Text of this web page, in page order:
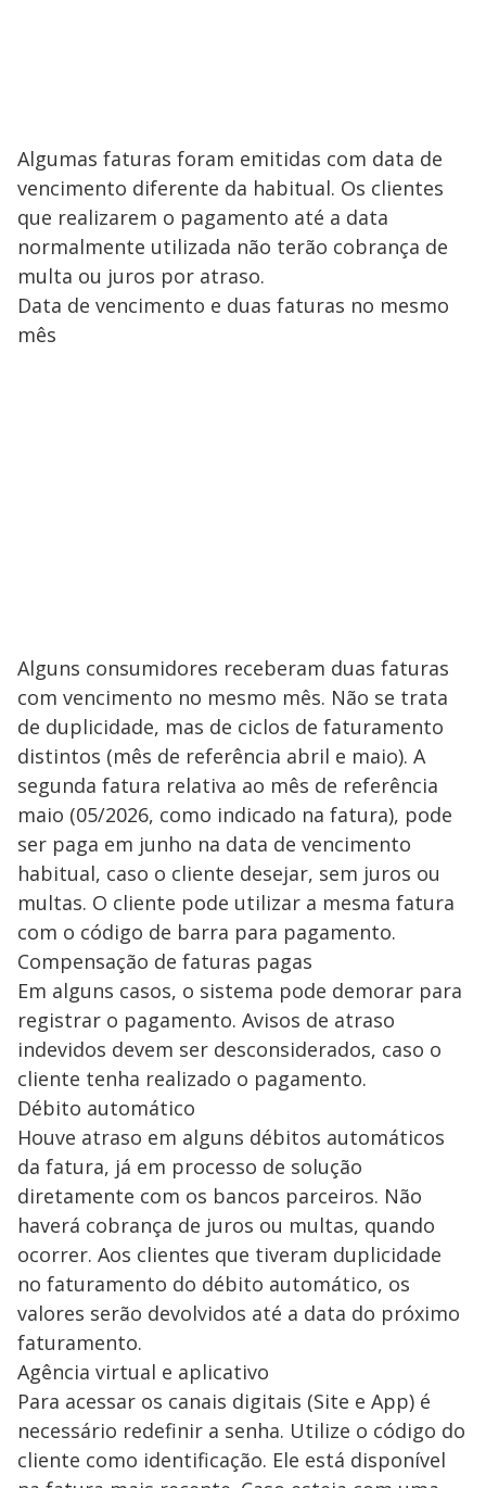
Algumas faturas foram emitidas com data de
vencimento diferente da habitual. Os clientes
que realizarem o pagamento até a data
normalmente utilizada não terão cobrança de
multa ou juros por atraso.
Data de vencimento e duas faturas no mesmo
mês
Alguns consumidores receberam duas faturas
com vencimento no mesmo mês. Não se trata
de duplicidade, mas de ciclos de faturamento
distintos (mês de referência abril e maio). A
segunda fatura relativa ao mês de referência
maio (05/2026, como indicado na fatura), pode
ser paga em junho na data de vencimento
habitual, caso o cliente desejar, sem juros ou
multas. O cliente pode utilizar a mesma fatura
com o código de barra para pagamento.
Compensação de faturas pagas
Em alguns casos, o sistema pode demorar para
registrar o pagamento. Avisos de atraso
indevidos devem ser desconsiderados, caso o
cliente tenha realizado o pagamento.
Débito automático
Houve atraso em alguns débitos automáticos
da fatura, já em processo de solução
diretamente com os bancos parceiros. Não
haverá cobrança de juros ou multas, quando
ocorrer. Aos clientes que tiveram duplicidade
no faturamento do débito automático, os
valores serão devolvidos até a data do próximo
faturamento.
Agência virtual e aplicativo
Para acessar os canais digitais (Site e App) é
necessário redefinir a senha. Utilize o código do
cliente como identificação. Ele está disponível